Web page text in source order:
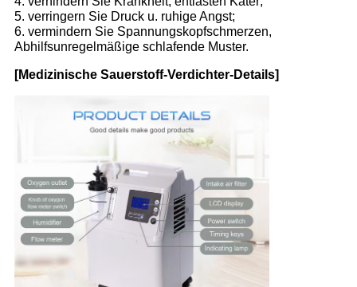
5. verringern Sie Druck u. ruhige Angst;
6. vermindern Sie Spannungskopfschmerzen,
Abhilfsunregelmäßige schlafende Muster.
[Medizinische Sauerstoff-Verdichter-Details]